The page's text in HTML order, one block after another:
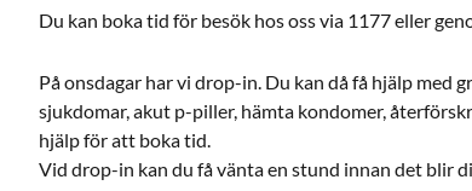
Du kan boka tid för besök hos oss via 1177 eller
På onsdagar har vi drop-in. Du kan då få hjälp
sjukdomar, akut p-piller, hämta kondomer,
hjälp för att boka tid.
Vid drop-in kan du få vänta en stund innan det blir